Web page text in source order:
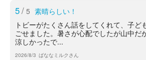
5/ 5 素晴らしい！
トビーがたくさん話をしてくれて、子ど
ごせました。暑さが心配でしたが山中だ
涼しかったで...
2026/8/3 ばななミルクさん